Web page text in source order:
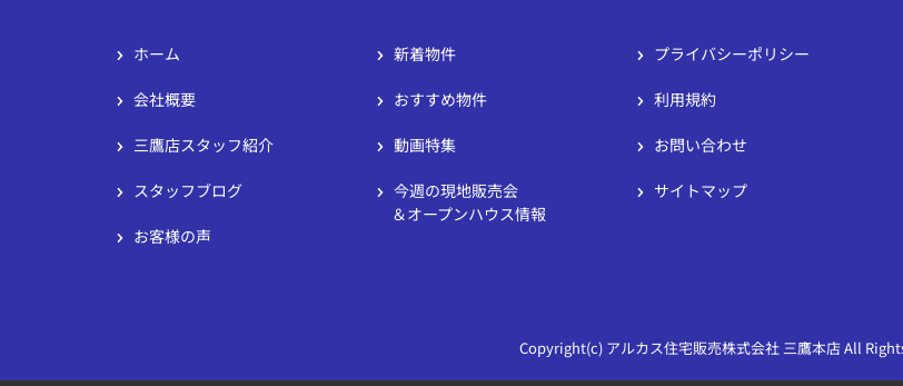
ホーム
会社概要
三鷹店スタッフ紹介
スタッフブログ
お客様の声
新着物件
おすすめ物件
動画特集
今週の現地販売会
＆オープンハウス情報
プライバシーポリシー
利用規約
お問い合わせ
サイトマップ
Copyright(c) アルカス住宅販売株式会社 三鷹本店 All